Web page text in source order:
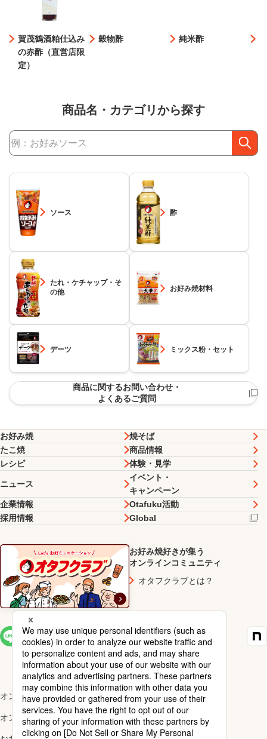
賀茂鶴酒粕仕込み
の赤酢（直営店限
定）
穀物酢 純米酢
商品名・カテゴリから探す
ソース 酢
たれ・ケチャップ・そ
の他
お好み焼材料
デーツ ミックス粉・セット
商品に関するお問い合わせ・
よくあるご質問
お好み焼
焼そば
たこ焼
商品情報
レシピ
体験・見学
ニュース
イベント・
キャンペーン
企業情報
Otafuku活動
採用情報
Global
お好み焼好きが集う
オンラインコミュニティ
オタフクラブとは？
SNS一覧
オンラインショップ楽天市場店
オンラインショップYahoo!店